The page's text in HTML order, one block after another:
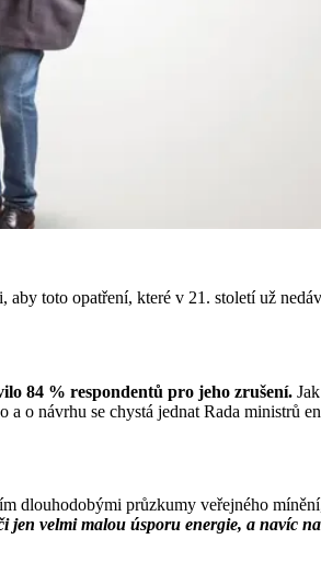
toto opatření, které v 21. století už
84 % respondentů pro jeho zrušení.
o návrhu se chystá jednat Rada ministrů
dlouhodobými průzkumy veřejného
jen velmi malou úsporu energie, a navíc